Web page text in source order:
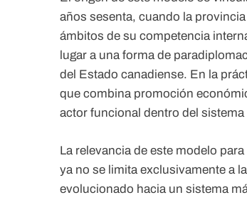
años sesenta, cuando la
ámbitos de su competencia
lugar a una forma de
del Estado canadiense. En la
que combina promoción
actor funcional dentro del
La relevancia de este modelo
ya no se limita exclusivamente a
evolucionado hacia un sistema